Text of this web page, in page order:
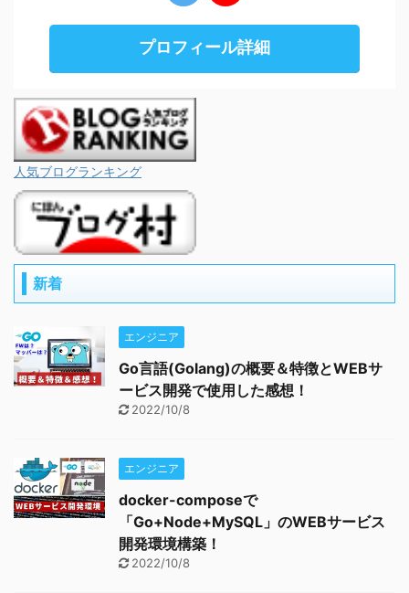
プロフィール詳細
人気ブログランキング
新着
エンジニア
Go言語(Golang)の概要＆特徴とWEBサ
ービス開発で使用した感想！
2022/10/8
エンジニア
docker-composeで
「Go+Node+MySQL」のWEBサービス
開発環境構築！
2022/10/8